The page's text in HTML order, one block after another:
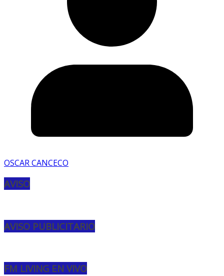
OSCAR CANCECO
AVISO
AVISO PUBLICITARIO
FM LIVING EN VIVO